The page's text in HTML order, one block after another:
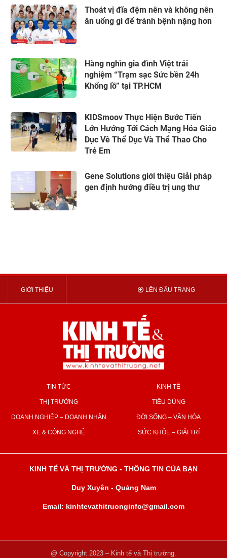
Thoát vị đĩa đệm nên và không nên
ăn uống gì để tránh bệnh nặng hơn
Hàng nghìn gia đình Việt trải
nghiệm “Trạm sạc Sức bền 24h
Khổng lồ” tại TP.HCM
KIDSmoov Thực Hiện Bước Tiến
Lớn Hướng Tới Cách Mạng Hóa Giáo
Dục Về Thể Dục Và Thể Thao Cho
Trẻ Em
Gene Solutions giới thiệu Giải pháp
gen định hướng điều trị ung thư
GIỚI THIỆU LÊN ĐẦU TRANG
TIN TỨC KINH TẾ
THỊ TRƯỜNG TIÊU DÙNG
DOANH NGHIỆP – DOANH NHÂN ĐỜI SỐNG – VĂN HÓA
XE & CÔNG NGHỆ SỨC KHỎE – GIẢI TRÍ
KINH TẾ VÀ THỊ TRƯỜNG - THÔNG TIN CỦA BẠN
Duy Xuyên - Quảng Nam
Email: kinhtevathitruonginfo@gmail.com
@ Copyright 2023 – Kinh tế và Thị trường.